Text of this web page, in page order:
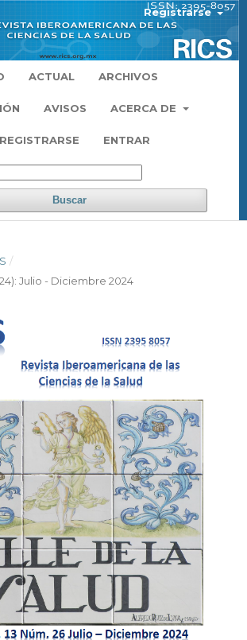
ACTUAL ARCHIVOS
AVISOS ACERCA DE
REGISTRARSE ENTRAR
Buscar
Registrarse
/
Julio - Diciembre 2024